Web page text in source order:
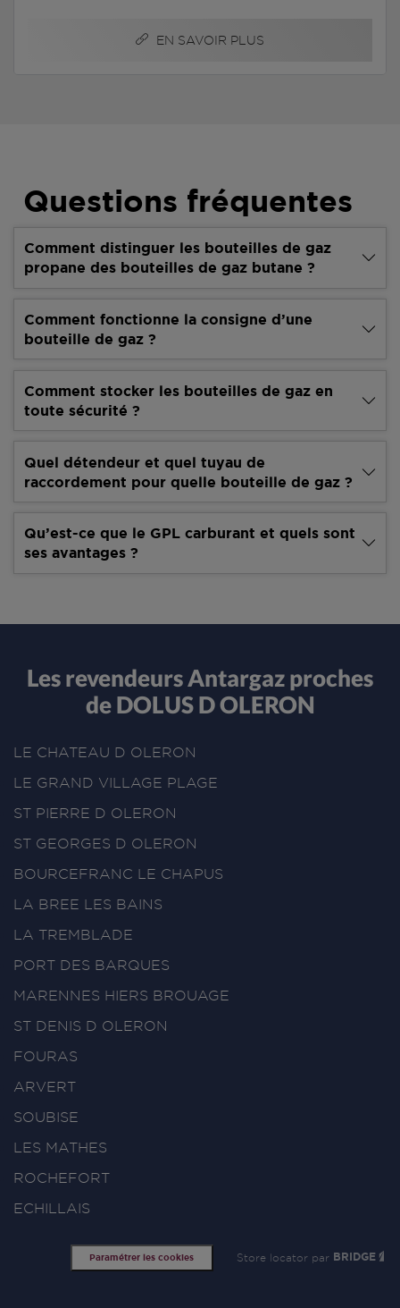
EN SAVOIR PLUS
Questions fréquentes
Comment distinguer les bouteilles de gaz
propane des bouteilles de gaz butane ?
Comment fonctionne la consigne d’une
bouteille de gaz ?
Comment stocker les bouteilles de gaz en
toute sécurité ?
Quel détendeur et quel tuyau de
raccordement pour quelle bouteille de gaz ?
Qu’est-ce que le GPL carburant et quels sont
ses avantages ?
Les revendeurs Antargaz proches
de DOLUS D OLERON
LE CHATEAU D OLERON
LE GRAND VILLAGE PLAGE
ST PIERRE D OLERON
ST GEORGES D OLERON
BOURCEFRANC LE CHAPUS
LA BREE LES BAINS
LA TREMBLADE
PORT DES BARQUES
MARENNES HIERS BROUAGE
ST DENIS D OLERON
FOURAS
ARVERT
SOUBISE
LES MATHES
ROCHEFORT
ECHILLAIS
Paramétrer les cookies Store locator par BRIDGE